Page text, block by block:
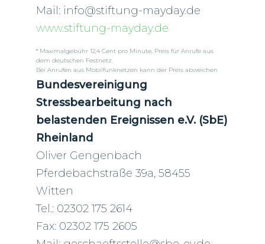
Mail: info@stiftung-mayday.de
www.stiftung-mayday.de
* Maximalgebühr 12,4 Cent pro Minute, Preis für Anrufe aus
dem deutschen Festnetz.
Bei Anrufen aus Mobilfunknetzen kann der Preis abweichen
Bundesvereinigung
Stressbearbeitung nach
belastenden Ereignissen e.V. (SbE)
Rheinland
Oliver Gengenbach
Pferdebachstraße 39a, 58455
Witten
Tel.: 02302 175 2614
Fax: 02302 175 2605